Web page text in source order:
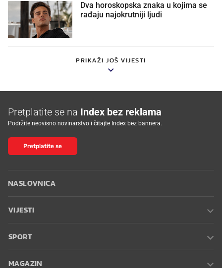
Dva horoskopska znaka u kojima se
rađaju najokrutniji ljudi
PRIKAŽI JOŠ VIJESTI
Pretplatite se na Index bez reklama
Podržite neovisno novinarstvo i čitajte Index bez bannera.
Pretplatite se
NASLOVNICA
VIJESTI
SPORT
MAGAZIN